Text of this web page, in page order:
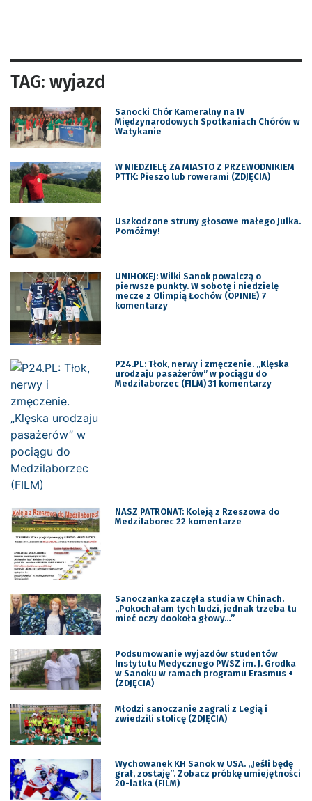
TAG: wyjazd
Sanocki Chór Kameralny na IV
Międzynarodowych Spotkaniach Chórów w
Watykanie
W NIEDZIELĘ ZA MIASTO Z PRZEWODNIKIEM
PTTK: Pieszo lub rowerami (ZDJĘCIA)
Uszkodzone struny głosowe małego Julka.
Pomóżmy!
UNIHOKEJ: Wilki Sanok powalczą o
pierwsze punkty. W sobotę i niedzielę
mecze z Olimpią Łochów (OPINIE) 7
komentarzy
P24.PL: Tłok, nerwy i zmęczenie. „Klęska
urodzaju pasażerów” w pociągu do
Medzilaborzec (FILM) 31 komentarzy
NASZ PATRONAT: Koleją z Rzeszowa do
Medzilaborec 22 komentarze
Sanoczanka zaczęła studia w Chinach.
„Pokochałam tych ludzi, jednak trzeba tu
mieć oczy dookoła głowy…”
Podsumowanie wyjazdów studentów
Instytutu Medycznego PWSZ im. J. Grodka
w Sanoku w ramach programu Erasmus +
(ZDJĘCIA)
Młodzi sanoczanie zagrali z Legią i
zwiedzili stolicę (ZDJĘCIA)
Wychowanek KH Sanok w USA. „Jeśli będę
grał, zostaję”. Zobacz próbkę umiejętności
20-latka (FILM)